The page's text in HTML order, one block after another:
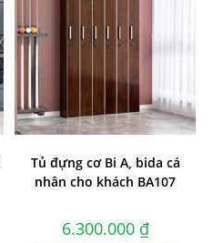
Tủ đựng cơ Bi A, bida cá
nhân cho khách BA107
6.300.000 ₫